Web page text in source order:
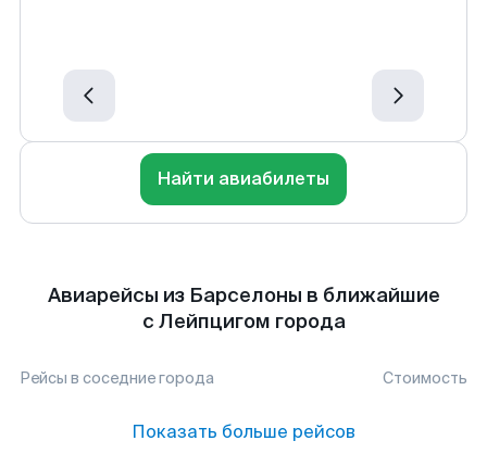
Найти авиабилеты
Авиарейсы из Барселоны в ближайшие
с Лейпцигом города
Рейсы в соседние города Стоимость
Показать больше рейсов